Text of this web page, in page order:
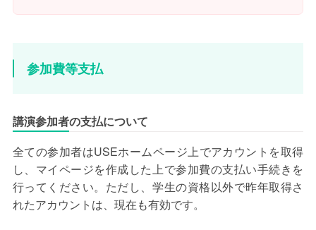
参加費等支払
講演参加者の支払について
全ての参加者はUSEホームページ上でアカウントを取得
し、マイページを作成した上で参加費の支払い手続きを
行ってください。ただし、学生の資格以外で昨年取得さ
れたアカウントは、現在も有効です。